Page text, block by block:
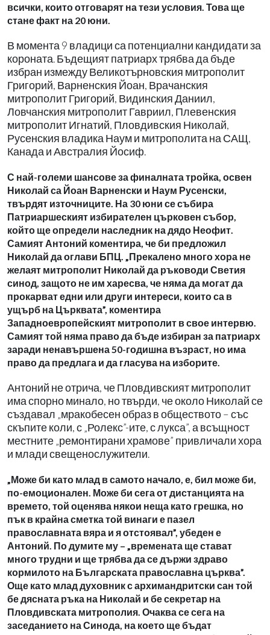
всички, които отговарят на тези условия. Това ще
стане факт на 20 юни.
В момента 9 владици са потенциални кандидати за
короната. Бъдещият патриарх трябва да бъде
избран измежду Великотърновския митрополит
Григорий, Варненския Йоан, Врачанския
митрополит Григорий, Видинския Даниил,
Ловчанския митрополит Гавриил, Плевенския
митрополит Игнатий, Пловдивския Николай,
Русенския владика Наум и митрополита на САЩ,
Канада и Австралия Йосиф.
С най-големи шансове за финалната тройка, освен
Николай са Йоан Варненски и Наум Русенски,
твърдят източниците. На 30 юни се събира
Патриаршеският избирателен църковен събор,
който ще определи наследник на дядо Неофит.
Самият Антоний коментира, че би предложил
Николай да оглави БПЦ. „Прекалено много хора не
желаят митрополит Николай да ръководи Светия
синод, защото не им харесва, че няма да могат да
прокарват едни или други интереси, които са в
ущърб на Църквата”, коментира
Западноевропейският митрополит в свое интервю.
Самият той няма право да бъде избиран за патриарх
заради ненавършена 50-годишна възраст, но има
право да предлага и да гласува на изборите.
Антоний не отрича, че Пловдивският митрополит
има спорно минало, но твърди, че около Николай се
създавал „мракобесен образ в обществото – със
скъпите коли, с „Ролекс”-ите, с лукса”, а всъщност
местните „ремонтирани храмове” привличали хора
и млади свещенослужители.
„Може би като млад в самото начало, е, бил може би,
по-емоционален. Може би сега от дистанцията на
времето, той оценява някои неща като грешка, но
пък в крайна сметка той винаги е пазел
православната вяра и я отстоявал”, убеден е
Антоний. По думите му – „времената ще стават
много трудни и ще трябва да се държи здраво
кормилото на Българската православна църква”.
Още като млад духовник с архимандритски сан той
бе дясната ръка на Николай и бе секретар на
Пловдивската митрополия. Очаква се сега на
заседанието на Синода, на което ще бъдат